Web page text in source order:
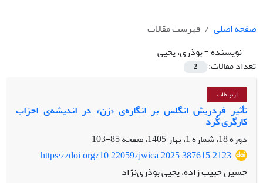
صفحه اصلی
فهرست مقالات
نویسنده =بوذری، یحیی
تعداد مقالات:
2
ارتباطات
تأثیر فردریش انگلس بر انگاره‌ی «زن» در اندیشه‌ی احزاب
کارگری کُرد
دوره 18، شماره 1، بهار 1405، صفحه
85-103
https://doi.org/10.22059/jwica.2025.387615.2123
حسین حبیب زاده، یحیی بوذری‌نژاد